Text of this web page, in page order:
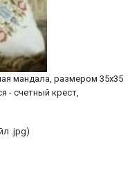
мандала, размером 35х35
- счетный крест,
.jpg)